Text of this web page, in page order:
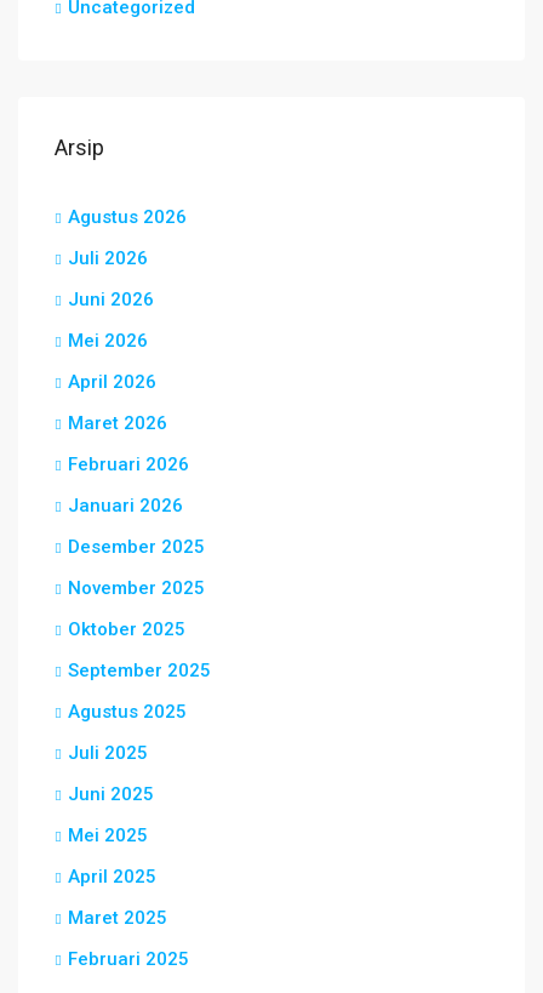
Uncategorized
Arsip
Agustus 2026
Juli 2026
Juni 2026
Mei 2026
April 2026
Maret 2026
Februari 2026
Januari 2026
Desember 2025
November 2025
Oktober 2025
September 2025
Agustus 2025
Juli 2025
Juni 2025
Mei 2025
April 2025
Maret 2025
Februari 2025